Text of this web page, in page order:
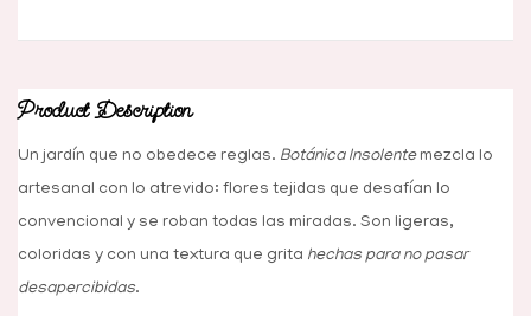
Product Description
Un jardín que no obedece reglas. Botánica Insolentemezcla lo
artesanal con lo atrevido: flores tejidas que desafían lo
convencional y se roban todas las miradas. Son ligeras,
coloridas y con una textura que grita hechas para no pasar
desapercibidas.